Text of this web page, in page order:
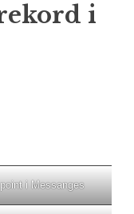
i
i Messanges